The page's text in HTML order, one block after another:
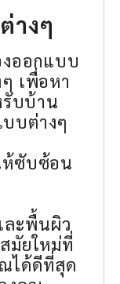
างๆ
ออกแบบ
เพื่อหา
บบ้าน
บต่างๆ
ห้ซับซ้อน
ละพื้นผิว
มัยใหม่ที่
ได้ดีที่สุด